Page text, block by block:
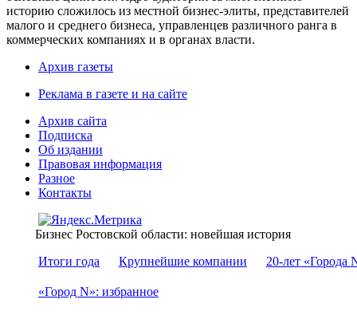
историю сложилось из местной бизнес-элиты, представителей
малого и среднего бизнеса, управленцев различного ранга в
коммерческих компаниях и в органах власти.
Архив газеты
Реклама в газете и на сайте
Архив сайта
Подписка
Об издании
Правовая информация
Разное
Контакты
Бизнес Ростовской области: новейшая история
Итоги года
Крупнейшие компании 20-лет «Города
«Город N»: избранное